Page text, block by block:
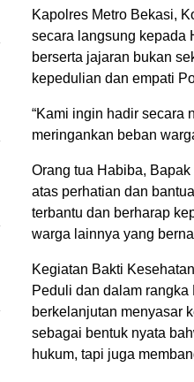
Kapolres Metro Bekasi,
secara langsung kepada
berserta jajaran bukan
kepedulian dan empati
“Kami ingin hadir secara
meringankan beban
Orang tua Habiba,
atas perhatian dan
terbantu dan berharap
warga lainnya yang
Kegiatan Bakti
Peduli dan dalam
berkelanjutan menyasar
sebagai bentuk nyata
hukum, tapi juga